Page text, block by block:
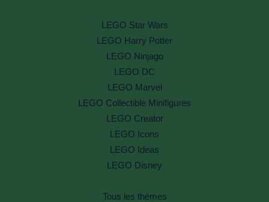
LEGO Star Wars
LEGO Harry Potter
LEGO Ninjago
LEGO DC
LEGO Marvel
LEGO Collectible Minifigures
LEGO Creator
LEGO Icons
LEGO Ideas
LEGO Disney
Tous les thèmes